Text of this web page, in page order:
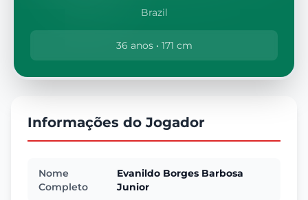
Brazil
36 anos • 171 cm
Informações do Jogador
Nome
Completo
Evanildo Borges Barbosa
Junior